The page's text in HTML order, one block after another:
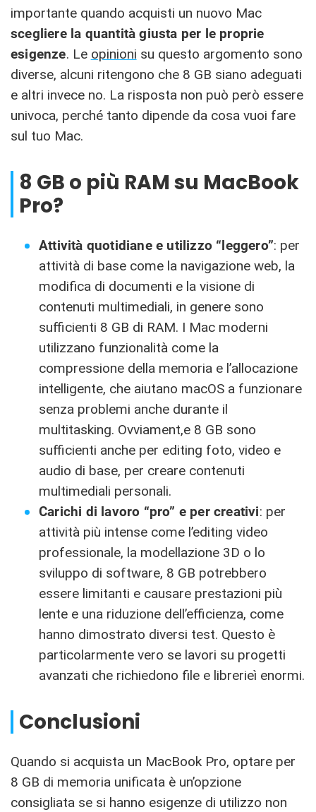
importante quando acquisti un nuovo Mac
scegliere la quantità giusta per le proprie
esigenze. Le opinioni su questo argomento sono
diverse, alcuni ritengono che 8 GB siano adeguati
e altri invece no. La risposta non può però essere
univoca, perché tanto dipende da cosa vuoi fare
sul tuo Mac.
8 GB o più RAM su MacBook
Pro?
Attività quotidiane e utilizzo “leggero”: per
attività di base come la navigazione web, la
modifica di documenti e la visione di
contenuti multimediali, in genere sono
sufficienti 8 GB di RAM. I Mac moderni
utilizzano funzionalità come la
compressione della memoria e l’allocazione
intelligente, che aiutano macOS a funzionare
senza problemi anche durante il
multitasking. Ovviament,e 8 GB sono
sufficienti anche per editing foto, video e
audio di base, per creare contenuti
multimediali personali.
Carichi di lavoro “pro” e per creativi: per
attività più intense come l’editing video
professionale, la modellazione 3D o lo
sviluppo di software, 8 GB potrebbero
essere limitanti e causare prestazioni più
lente e una riduzione dell’efficienza, come
hanno dimostrato diversi test. Questo è
particolarmente vero se lavori su progetti
avanzati che richiedono file e librerieì enormi.
Conclusioni
Quando si acquista un MacBook Pro, optare per
8 GB di memoria unificata è un’opzione
consigliata se si hanno esigenze di utilizzo non